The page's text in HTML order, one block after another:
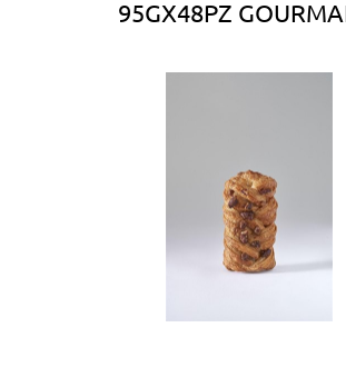
95GX48PZ